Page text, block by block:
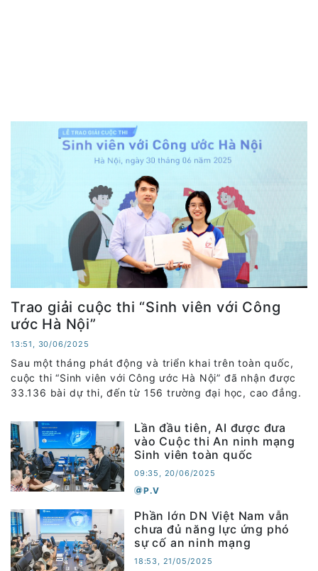
Trao giải cuộc thi “Sinh viên với Công
ước Hà Nội”
13:51, 30/06/2025
Sau một tháng phát động và triển khai trên toàn quốc,
cuộc thi “Sinh viên với Công ước Hà Nội” đã nhận được
33.136 bài dự thi, đến từ 156 trường đại học, cao đẳng.
Lần đầu tiên, AI được đưa
vào Cuộc thi An ninh mạng
Sinh viên toàn quốc
09:35, 20/06/2025
P.V
Phần lớn DN Việt Nam vẫn
chưa đủ năng lực ứng phó
sự cố an ninh mạng
18:53, 21/05/2025